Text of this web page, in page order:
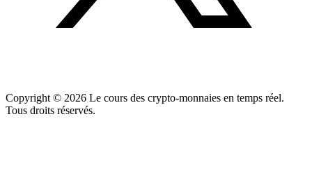
Copyright © 2026 Le cours des crypto-monnaies en temps réel.
Tous droits réservés.